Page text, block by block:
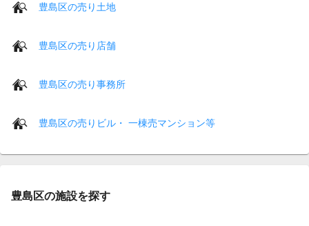
豊島区の売り土地
豊島区の売り店舗
豊島区の売り事務所
豊島区の売りビル・ 一棟売マンション等
豊島区の施設を探す